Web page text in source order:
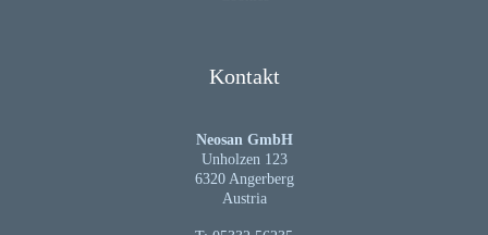
Kontakt
Neosan GmbH
Unholzen 123
6320 Angerberg
Austria